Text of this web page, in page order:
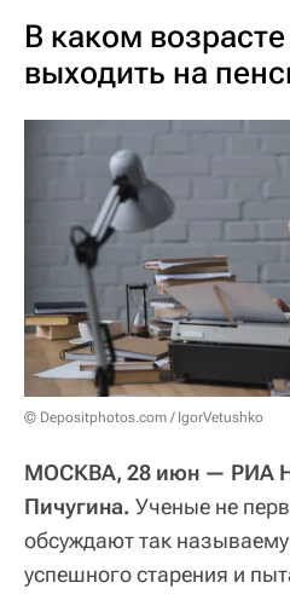
В каком
выходить на
© Depositphotos.com / IgorVetushko
МОСКВА, 28 июн — РИА
Пичугина. Ученые не
обсуждают так
успешного старения и